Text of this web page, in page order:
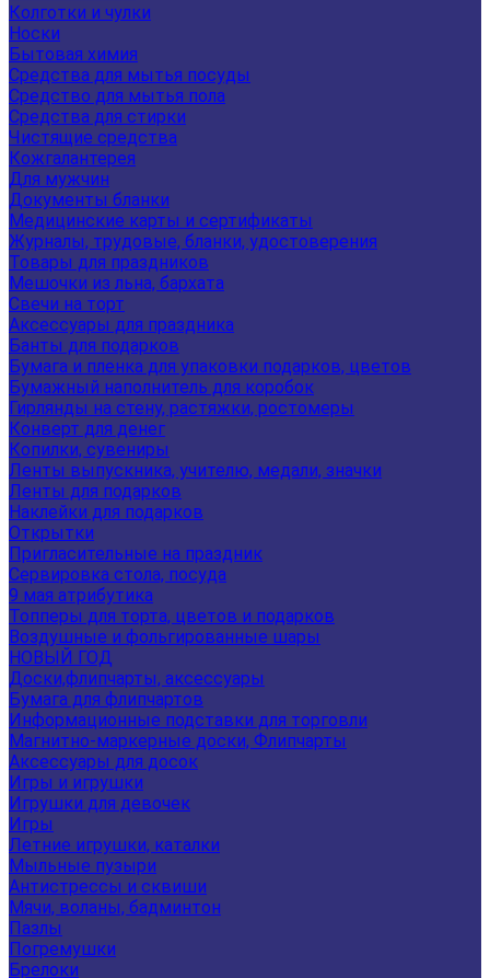
Колготки и чулки
Носки
Бытовая химия
Средства для мытья посуды
Средство для мытья пола
Средства для стирки
Чистящие средства
Кожгалантерея
Для мужчин
Документы бланки
Медицинские карты и сертификаты
Журналы, трудовые, бланки, удостоверения
Товары для праздников
Мешочки из льна, бархата
Свечи на торт
Аксессуары для праздника
Банты для подарков
Бумага и пленка для упаковки подарков, цветов
Бумажный наполнитель для коробок
Гирлянды на стену, растяжки, ростомеры
Конверт для денег
Копилки, сувениры
Ленты выпускника, учителю, медали, значки
Ленты для подарков
Наклейки для подарков
Открытки
Пригласительные на праздник
Сервировка стола, посуда
9 мая атрибутика
Топперы для торта, цветов и подарков
Воздушные и фольгированные шары
НОВЫЙ ГОД
Доски,флипчарты, аксессуары
Бумага для флипчартов
Информационные подставки для торговли
Магнитно-маркерные доски, Флипчарты
Аксессуары для досок
Игры и игрушки
Игрушки для девочек
Игры
Летние игрушки, каталки
Мыльные пузыри
Антистрессы и сквиши
Мячи, воланы, бадминтон
Пазлы
Погремушки
Брелоки